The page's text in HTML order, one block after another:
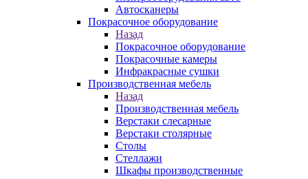
Автосканеры
Покрасочное оборудование
Назад
Покрасочное оборудование
Покрасочные камеры
Инфракрасные сушки
Производственная мебель
Назад
Производственная мебель
Верстаки слесарные
Верстаки столярные
Столы
Стеллажи
Шкафы производственные